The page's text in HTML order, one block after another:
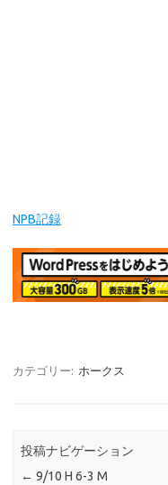
NPB記録
カテゴリー: ホークス
投稿ナビゲーション
← 9/10 H 6-3 M